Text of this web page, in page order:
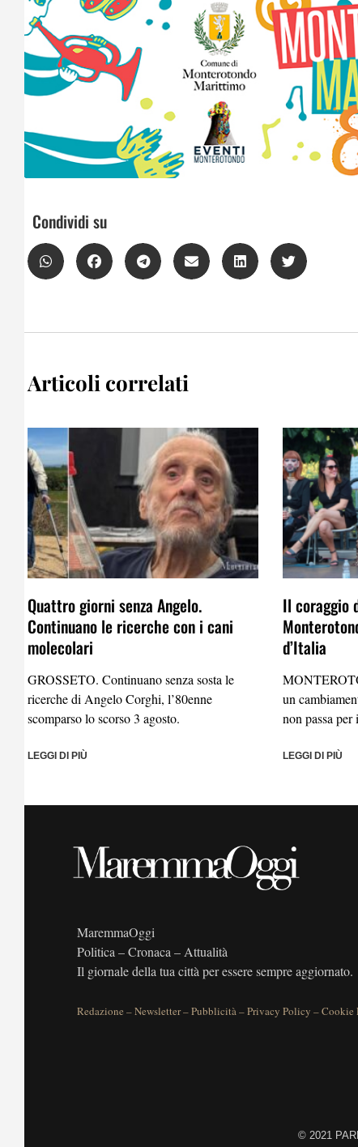
Condividi su
Articoli correlati
Quattro giorni senza Angelo.
Continuano le ricerche con i cani
molecolari
GROSSETO. Continuano senza sosta le
ricerche di Angelo Corghi, l’80enne
scomparso lo scorso 3 agosto.
LEGGI DI PIÙ
Il coraggio
d’Italia
un
non passa
LEGGI DI PIÙ
MaremmaOggi
Politica – Cronaca – Attualità
Il giornale della tua città per essere sempre aggiornato.
Redazione –Newsletter–Pubblicità–Privacy Policy –Cookie
© 2021